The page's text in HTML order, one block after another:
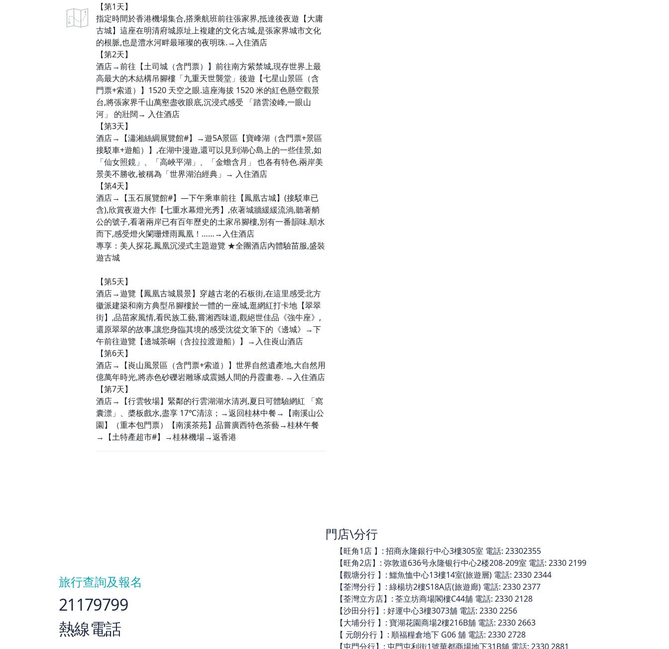
【第1天】
指定時間於香港機場集合,搭乘航班前往張家界,抵達後夜遊【大庸
古城】這座在明清府城原址上複建的文化古城,是張家界城市文化
的根脈,也是澧水河畔最璀璨的夜明珠.→入住酒店
【第2天】
酒店→前往【土司城（含門票）】前往南方紫禁城,現存世界上最
高最大的木結構吊腳樓「九重天世襲堂」後遊【七星山景區（含
門票+索道）】1520 天空之眼.這座海拔 1520 米的紅色懸空觀景
台,將張家界千山萬壑盡收眼底,沉浸式感受 「踏雲淩峰,一眼山
河」 的壯闊→ 入住酒店
【第3天】
酒店→【瀟湘絲綢展覽館#】→遊5A景區【寶峰湖（含門票+景區
接駁車+遊船）】,在湖中漫遊,還可以見到湖心島上的一些佳景,如
「仙女照鏡」、「高峽平湖」、「金蟾含月」 也各有特色.兩岸美
景美不勝收,被稱為「世界湖泊經典」→ 入住酒店
【第4天】
酒店→【玉石展覽館#】—下午乘車前往【鳳凰古城】(接駁車已
含),欣賞夜遊大作【七重水幕燈光秀】,依著城牆緩緩流淌,聽著艄
公的號子,看著兩岸已有百年歷史的土家吊腳樓,別有一番韻味.順水
而下,感受燈火闌珊煙雨鳳凰！……→入住酒店
專享：美人探花.鳳凰沉浸式主題遊覽 ★全團酒店內體驗苗服,盛裝
遊古城
【第5天】
酒店→遊覽【鳳凰古城晨景】穿越古老的石板街,在這里感受北方
徽派建築和南方典型吊腳樓於一體的一座城,逛網紅打卡地【翠翠
街】,品苗家風情,看民族工藝,嘗湘西味道,觀絕世佳品《強牛座》,
還原翠翠的故事,讓您身臨其境的感受沈從文筆下的《邊城》→下
午前往遊覽【邊城茶峒（含拉拉渡遊船）】→入住崀山酒店
【第6天】
酒店→【崀山風景區（含門票+索道）】世界自然遺產地,大自然用
億萬年時光,將赤色砂礫岩雕琢成震撼人間的丹霞畫卷. →入住酒店
【第7天】
酒店→【行雲牧場】緊鄰的行雲湖湖水清冽,夏日可體驗網紅 「窩
囊漂」、槳板戲水,盡享 17℃清涼；→返回桂林中餐→【南溪山公
園】（重本包門票）【南溪茶苑】品嘗廣西特色茶藝→桂林午餐
→【土特產超市#】→桂林機場→返香港
旅行查詢及報名
21179799
熱線電話
門店\分行
【旺角1店 】: 招商永隆銀行中心3樓305室 電話: 23302355
【旺角2店】: 弥敦道636号永隆银行中心2楼208-209室 電話: 2330 2199
【觀塘分行 】: 鱷魚恤中心13樓14室(旅遊層) 電話: 2330 2344
【荃灣分行 】: 綠楊坊2樓S18A店(旅遊廊) 電話: 2330 2377
【荃灣立方店】: 荃立坊商場閣樓C44舖 電話: 2330 2128
【沙田分行】: 好運中心3樓3073舖 電話: 2330 2256
【大埔分行 】: 寶湖花園商場2樓216B舖 電話: 2330 2663
【 元朗分行 】: 順福糧倉地下 G06 舖 電話: 2330 2728
【屯門分行】: 屯門屯利街1號華都商場地下31B舖 電話: 2330 2881